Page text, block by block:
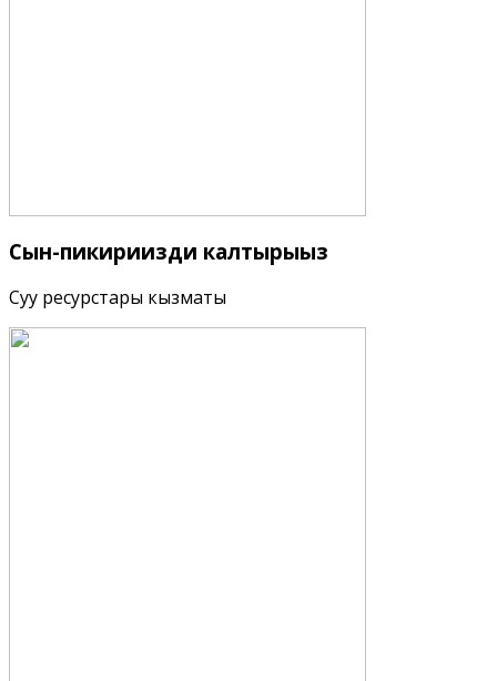
Сын-пикириңизди калтырыңыз
Суу ресурстары кызматы